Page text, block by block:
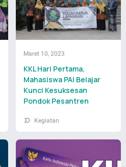
Maret 10, 2023
KKL Hari Pertama,
Mahasiswa PAI Belajar
Kunci Kesuksesan
Pondok Pesantren
Kegiatan